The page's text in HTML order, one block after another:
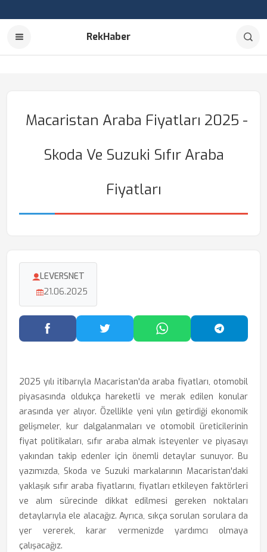
RekHaber
Macaristan Araba Fiyatları 2025 -
Skoda Ve Suzuki Sıfır Araba
Fiyatları
LEVERSNET
21.06.2025
Facebook'ta PaylaşTwitter'da PaylaşWhatsApp'ta Paylaş
2025 yılı itibarıyla Macaristan'da araba fiyatları, otomobil
piyasasında oldukça hareketli ve merak edilen konular
arasında yer alıyor. Özellikle yeni yılın getirdiği ekonomik
gelişmeler, kur dalgalanmaları ve otomobil üreticilerinin
fiyat politikaları, sıfır araba almak isteyenler ve piyasayı
yakından takip edenler için önemli detaylar sunuyor. Bu
yazımızda, Skoda ve Suzuki markalarının Macaristan'daki
yaklaşık sıfır araba fiyatlarını, fiyatları etkileyen faktörleri
ve alım sürecinde dikkat edilmesi gereken noktaları
detaylarıyla ele alacağız. Ayrıca, sıkça sorulan sorulara da
yer vererek, karar vermenizde yardımcı olmaya
çalışacağız.